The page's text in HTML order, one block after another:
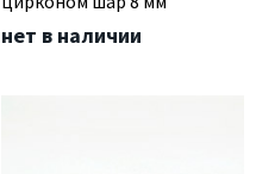
нет в наличии